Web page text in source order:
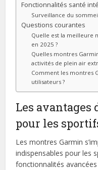
Fonctionnalités santé
Surveillance du
Questions courantes
Quelle est la meilleure
en 2025 ?
Quelles montres
activités de plein air
Comment les montres
utilisateurs ?
Les avantages
pour les
Les montres Garmin
indispensables pour les
fonctionnalités